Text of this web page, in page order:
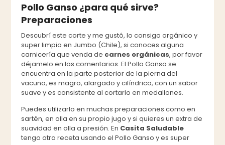
Pollo Ganso ¿para qué sirve?
Preparaciones
Descubrí este corte y me gustó, lo consigo orgánico y
super limpio en Jumbo (Chile), si conoces alguna
carnicería que venda de carnes orgánicas, por favor
déjamelo en los comentarios. El Pollo Ganso se
encuentra en la parte posterior de la pierna del
vacuno, es magro, alargado y cilíndrico, con un sabor
suave y es consistente al cortarlo en medallones.
Puedes utilizarlo en muchas preparaciones como en
sartén, en olla en su propio jugo y si quieres un extra de
suavidad en olla a presión. En Casita Saludable
tengo otra receta usando el Pollo Ganso y es super